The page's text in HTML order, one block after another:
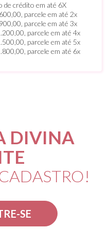
de crédito em até 6X
parcele em até 2x
parcele em até 3x
parcele em até 4x
parcele em até 5x
parcele em até 6x
DIVINA
SE